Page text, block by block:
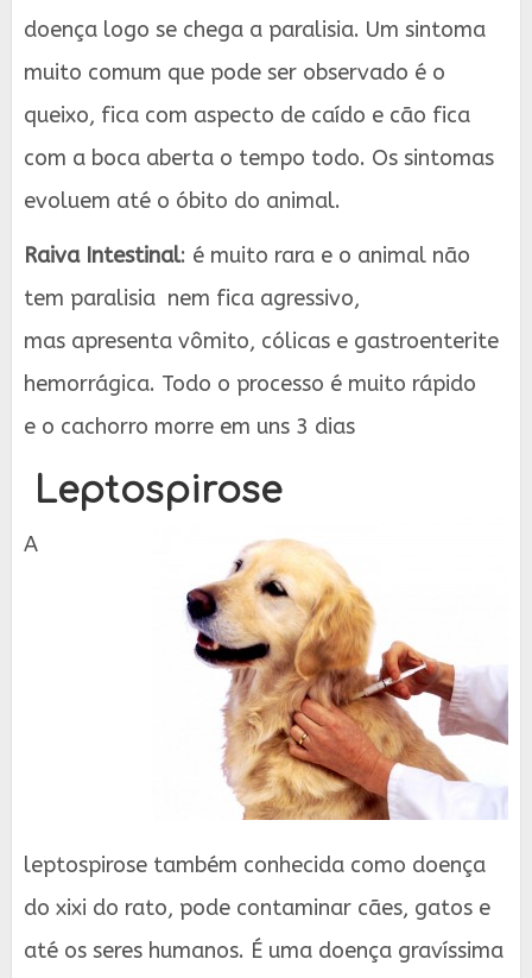
doença logo se chega a paralisia. Um sintoma
muito comum que pode ser observado é o
queixo, fica com aspecto de caído e cão fica
com a boca aberta o tempo todo. Os sintomas
evoluem até o óbito do animal.
Raiva Intestinal: é muito rara e o animal não
tem paralisia nem fica agressivo,
mas apresenta vômito, cólicas e gastroenterite
hemorrágica. Todo o processo é muito rápido
e o cachorro morre em uns 3 dias
Leptospirose
A
leptospirose também conhecida como doença
do xixi do rato, pode contaminar cães, gatos e
até os seres humanos. É uma doença gravíssima